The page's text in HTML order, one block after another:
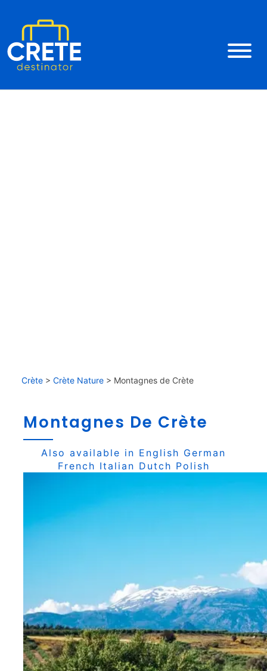
Crète > Crète Nature > Montagnes de Crète
Montagnes De Crète
Also available in English German
French Italian Dutch Polish